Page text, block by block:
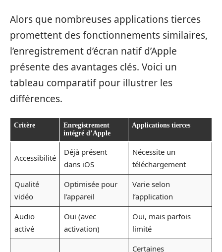
Alors que nombreuses applications tierces
promettent des fonctionnements similaires,
l’enregistrement d’écran natif d’Apple
présente des avantages clés. Voici un
tableau comparatif pour illustrer les
différences.
Critère
Enregistrement
intégré d’Apple
Applications tierces
Accessibilité
Déjà présent
dans iOS
Nécessite un
téléchargement
Qualité
vidéo
Optimisée pour
l’appareil
Varie selon
l’application
Audio
activé
Oui (avec
activation)
Oui, mais parfois
limité
Certaines